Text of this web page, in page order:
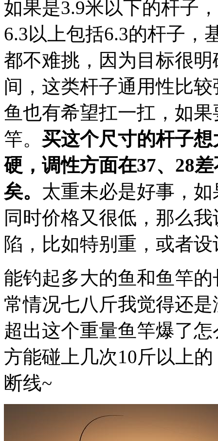
如果是3.9米以下的杆子
6.3以上包括6.3的杆子，
都不难挑，因为目标很
间，这类杆子通用性比
鱼也有希望扛一扛，如
竿。 买这个尺寸的杆子
硬，调性方面在37、28
矣。 太重未必是好事，
同时价格又很低，那么
陷，比如特别重，或者
能钓起多大的鱼和鱼竿
常情况七八斤我觉得还
超出这个重量鱼竿爆了
方能碰上几次10斤以上
断线~